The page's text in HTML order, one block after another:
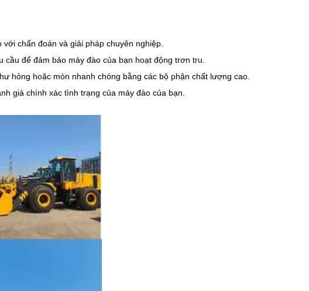
chẩn đoán và giải pháp chuyên nghiệp.
để đảm bảo máy đào của bạn hoạt động trơn tru.
hỏng hoặc mòn nhanh chóng bằng các bộ phận chất lượng cao.
giá chính xác tình trạng của máy đào của bạn.